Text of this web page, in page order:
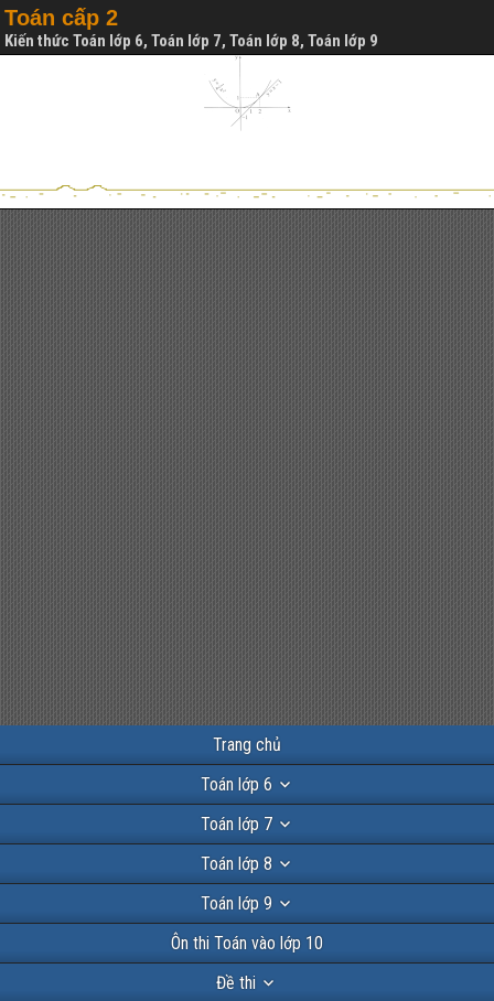
Toán cấp 2
Kiến thức Toán lớp 6, Toán lớp 7, Toán lớp 8, Toán lớp 9
Trang chủ
Toán lớp 6
Toán lớp 7
Toán lớp 8
Toán lớp 9
Ôn thi Toán vào lớp 10
Đề thi